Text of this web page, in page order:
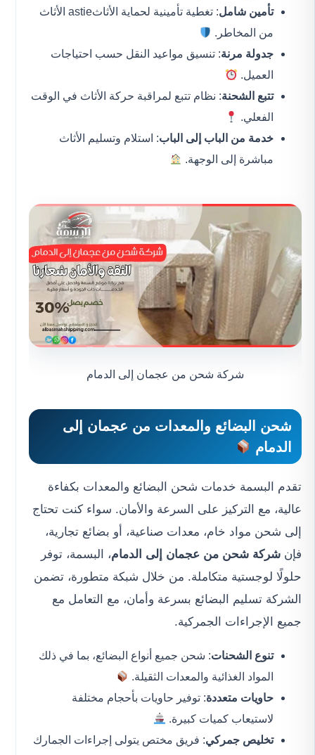
تأمين شامل
: تغطية تأمينية لحماية الأثاثastie الأثاث
من المخاطر.
جدولة مرنة: تنسيق مواعيد النقل حسب احتياجات
العميل.
تتبع الشحنة: نظام تتبع لمراقبة حركة الأثاث في الوقت
الفعلي.
خدمة من الباب إلى الباب: استلام وتسليم الأثاث
مباشرة إلى الوجهة.
شركة شحن من عجمان إلى الدمام
شحن البضائع والمعدات من عجمان إلى
الدمام
تقدم البسمة خدمات شحن البضائع والمعدات بكفاءة
عالية، مع التركيز على السرعة والأمان. سواء كنت تحتاج
إلى شحن مواد خام، معدات صناعية، أو بضائع تجارية،
فإن شركة شحن من عجمان إلى الدمام، البسمة، توفر
حلولًا لوجستية متكاملة. من خلال شبكة متطورة، تضمن
الشركة تسليم البضائع بسرعة وأمان، مع التعامل مع
جميع الإجراءات الجمركية.
تنوع الشحنات: شحن جميع أنواع البضائع، بما في ذلك
المواد الغذائية والمعدات الثقيلة.
حاويات متعددة: توفير حاويات بأحجام مختلفة
لاستيعاب كميات كبيرة.
تخليص جمركي: فريق مختص يتولى إجراءات الجمارك